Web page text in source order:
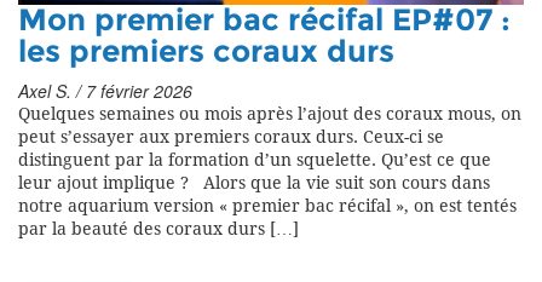
Mon premier bac récifal EP#07 :
les premiers coraux durs
Axel S. / 7 février 2026
Quelques semaines ou mois après l’ajout des coraux mous, on
peut s’essayer aux premiers coraux durs. Ceux-ci se
distinguent par la formation d’un squelette. Qu’est ce que
leur ajout implique ? Alors que la vie suit son cours dans
notre aquarium version « premier bac récifal », on est tentés
par la beauté des coraux durs […]